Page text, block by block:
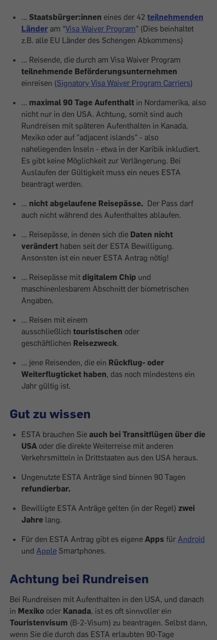
... Staatsbürger:innen eines der 42 teilnehmenden
Länder am “Visa Waiver Program” (Dies beinhaltet
z.B. alle EU Länder des Schengen Abkommens)
... Reisende, die durch am Visa Waiver Program
teilnehmende Beförderungsunternehmen
einreisen (Signatory Visa Waiver Program Carriers)
... maximal 90 Tage Aufenthalt in Nordamerika, also
nicht nur in den USA. Achtung, somit sind auch
Rundreisen mit späteren Aufenthalten in Kanada,
Mexiko oder auf "adjacent islands" - also
naheliegenden Inseln - etwa in der Karibik inkludiert.
Es gibt keine Möglichkeit zur Verlängerung. Bei
Auslaufen der Gültigkeit muss ein neues ESTA
beantragt werden.
... nicht abgelaufene Reisepässe. Der Pass darf
auch nicht während des Aufenthaltes ablaufen.
... Reisepässe, in denen sich die Daten nicht
verändert haben seit der ESTA Bewilligung.
Ansonsten ist ein neuer ESTA Antrag nötig!
... Reisepässe mit digitalem Chip und
maschinenlesbarem Abschnitt der biometrischen
Angaben.
... Reisen mit einem
ausschließlich touristischen oder
geschäftlichen Reisezweck.
... jene Reisenden, die ein Rückflug- oder
Weiterflugticket haben, das noch mindestens ein
Jahr gültig ist.
Gut zu wissen
ESTA brauchen Sie auch bei Transitflügen über die
USA oder die direkte Weiterreise mit anderen
Verkehrsmitteln in Drittstaaten aus den USA heraus.
Ungenutzte ESTA Anträge sind binnen 90 Tagen
refundierbar.
Bewilligte ESTA Anträge gelten (in der Regel) zwei
Jahre lang.
Für den ESTA Antrag gibt es eigene Apps für Android
und Apple Smartphones.
Achtung bei Rundreisen
Bei Rundreisen mit Aufenthalten in den USA, und danach
in Mexiko oder Kanada, ist es oft sinnvoller ein
Touristenvisum (B-2-Visum) zu beantragen. Selbst dann,
wenn Sie die durch das ESTA erlaubten 90-Tage